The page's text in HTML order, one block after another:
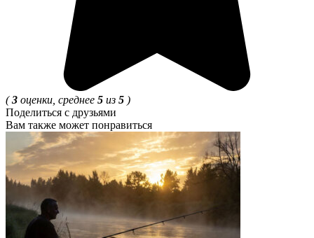
(3 оценки, среднее 5 из 5 )
Поделиться с друзьями
Вам также может понравиться